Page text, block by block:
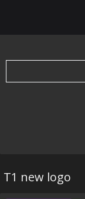
T1 new logo